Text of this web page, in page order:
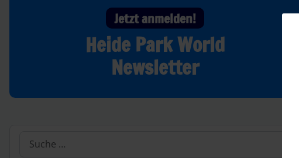
Jetzt anmelden!
Heide Park World
Newsletter
Suchen